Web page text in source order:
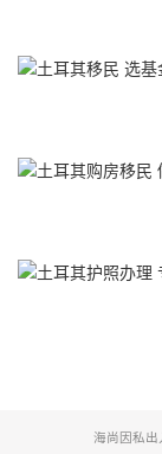
海尚因私出